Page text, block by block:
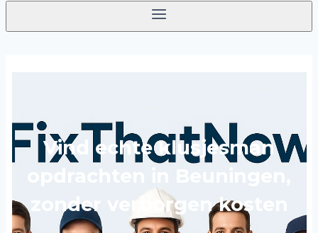
Vind echte klusjesman
zonder verborgen kosten